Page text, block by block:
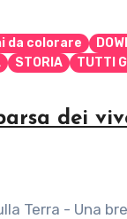
da colorare
STORIA
TUTTI
dei
Terra - Una